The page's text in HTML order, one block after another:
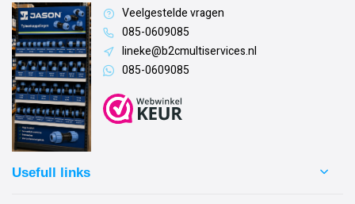
Veelgestelde vragen
085-0609085
lineke@b2cmultiservices.nl
085-0609085
Usefull links